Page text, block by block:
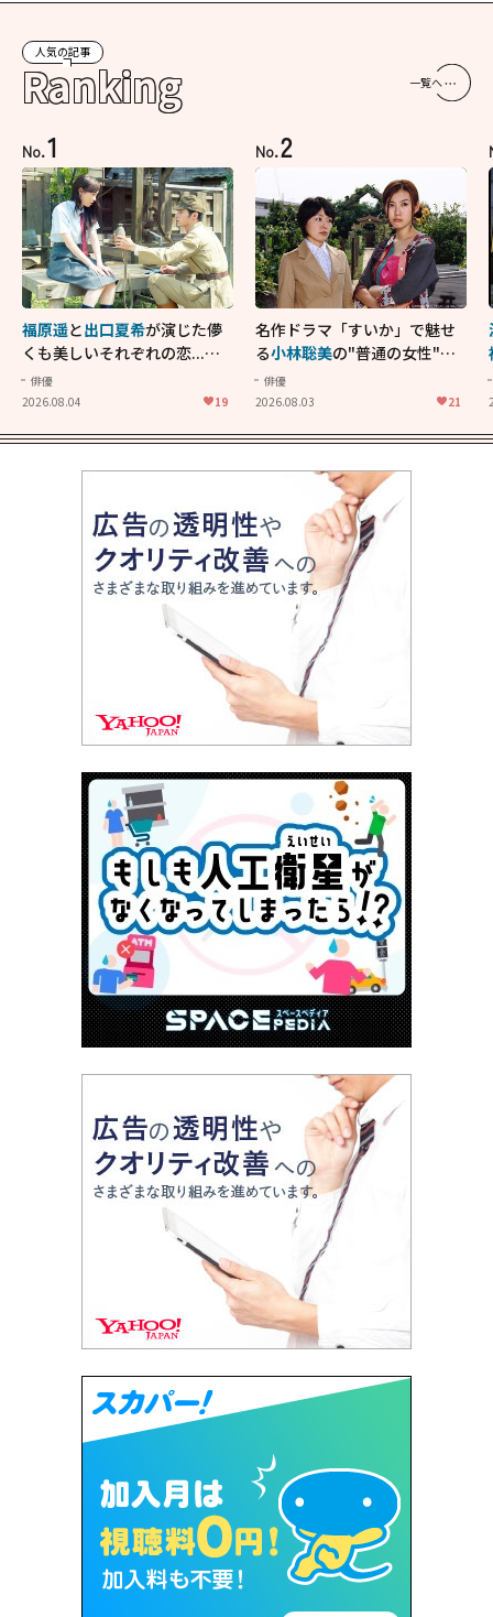
人気の記事
Ranking 一覧へ
No.1
福原遥と出口夏希が演じた儚
くも美しいそれぞれの恋...生
きることの尊さを教えてくれ
た映画「あの花が咲く丘で、
俳優
2026.08.04
19
No.2
名作ドラマ「すいか」で魅せ
る小林聡美の"普通の女性"が
大人に刺さる...映画「かもめ
食堂」にも通じる静かな芝居
俳優
2026.08.03
21